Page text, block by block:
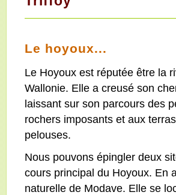
Le hoyoux...
Le Hoyoux est réputée être la
Wallonie. Elle a creusé son
laissant sur son parcours des
rochers imposants et aux
pelouses.
Nous pouvons épingler deux
cours principal du Hoyoux. En
naturelle de Modave. Elle se